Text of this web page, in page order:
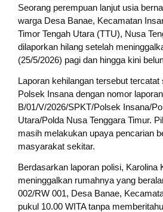
Seorang perempuan lanjut usia
warga Desa Banae, Kecamatan
Timor Tengah Utara (TTU), Nusa
dilaporkan hilang setelah
(25/5/2026) pagi dan hingga kini
Laporan kehilangan tersebut
Polsek Insana dengan nomor
B/01/V/2026/SPKT/Polsek Insana/
Utara/Polda Nusa Tenggara Timur.
masih melakukan upaya pencarian
masyarakat sekitar.
Berdasarkan laporan polisi, Karolina
meninggalkan rumahnya yang
002/RW 001, Desa Banae,
pukul 10.00 WITA tanpa